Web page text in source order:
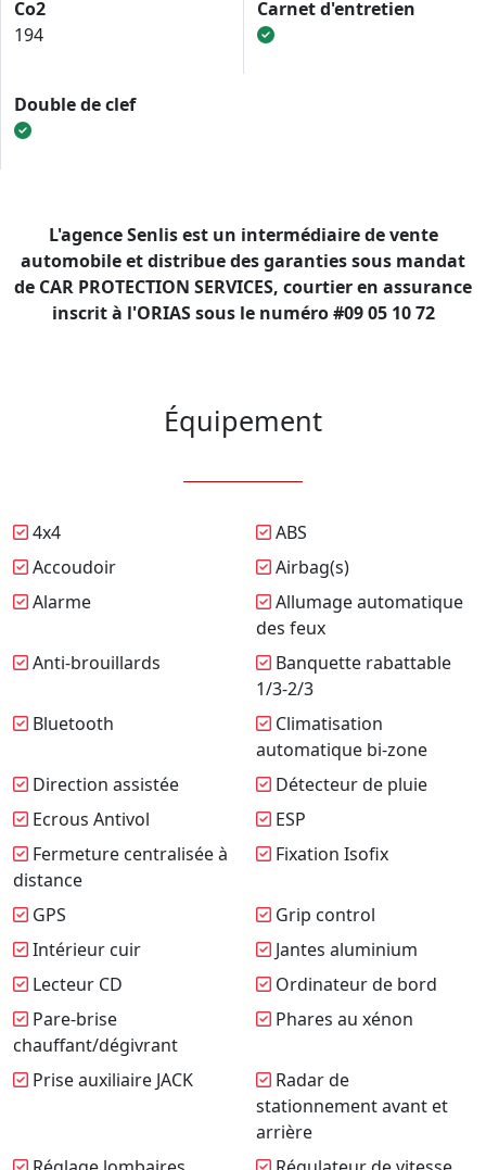
Co2
194
Carnet d'entretien
Double de clef
L'agence Senlis est un intermédiaire de vente
automobile et distribue des garanties sous mandat
de CAR PROTECTION SERVICES, courtier en assurance
inscrit à l'ORIAS sous le numéro #09 05 10 72
Équipement
4x4
ABS
Accoudoir
Airbag(s)
Alarme
Allumage automatique
des feux
Anti-brouillards
Banquette rabattable
1/3-2/3
Bluetooth
Climatisation
automatique bi-zone
Direction assistée
Détecteur de pluie
Ecrous Antivol
ESP
Fermeture centralisée à
distance
Fixation Isofix
GPS
Grip control
Intérieur cuir
Jantes aluminium
Lecteur CD
Ordinateur de bord
Pare-brise
chauffant/dégivrant
Phares au xénon
Prise auxiliaire JACK
Radar de
stationnement avant et
arrière